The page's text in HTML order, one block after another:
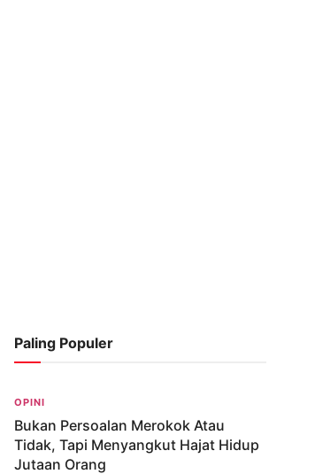
Paling Populer
OPINI
Bukan Persoalan Merokok Atau
Tidak, Tapi Menyangkut Hajat Hidup
Jutaan Orang